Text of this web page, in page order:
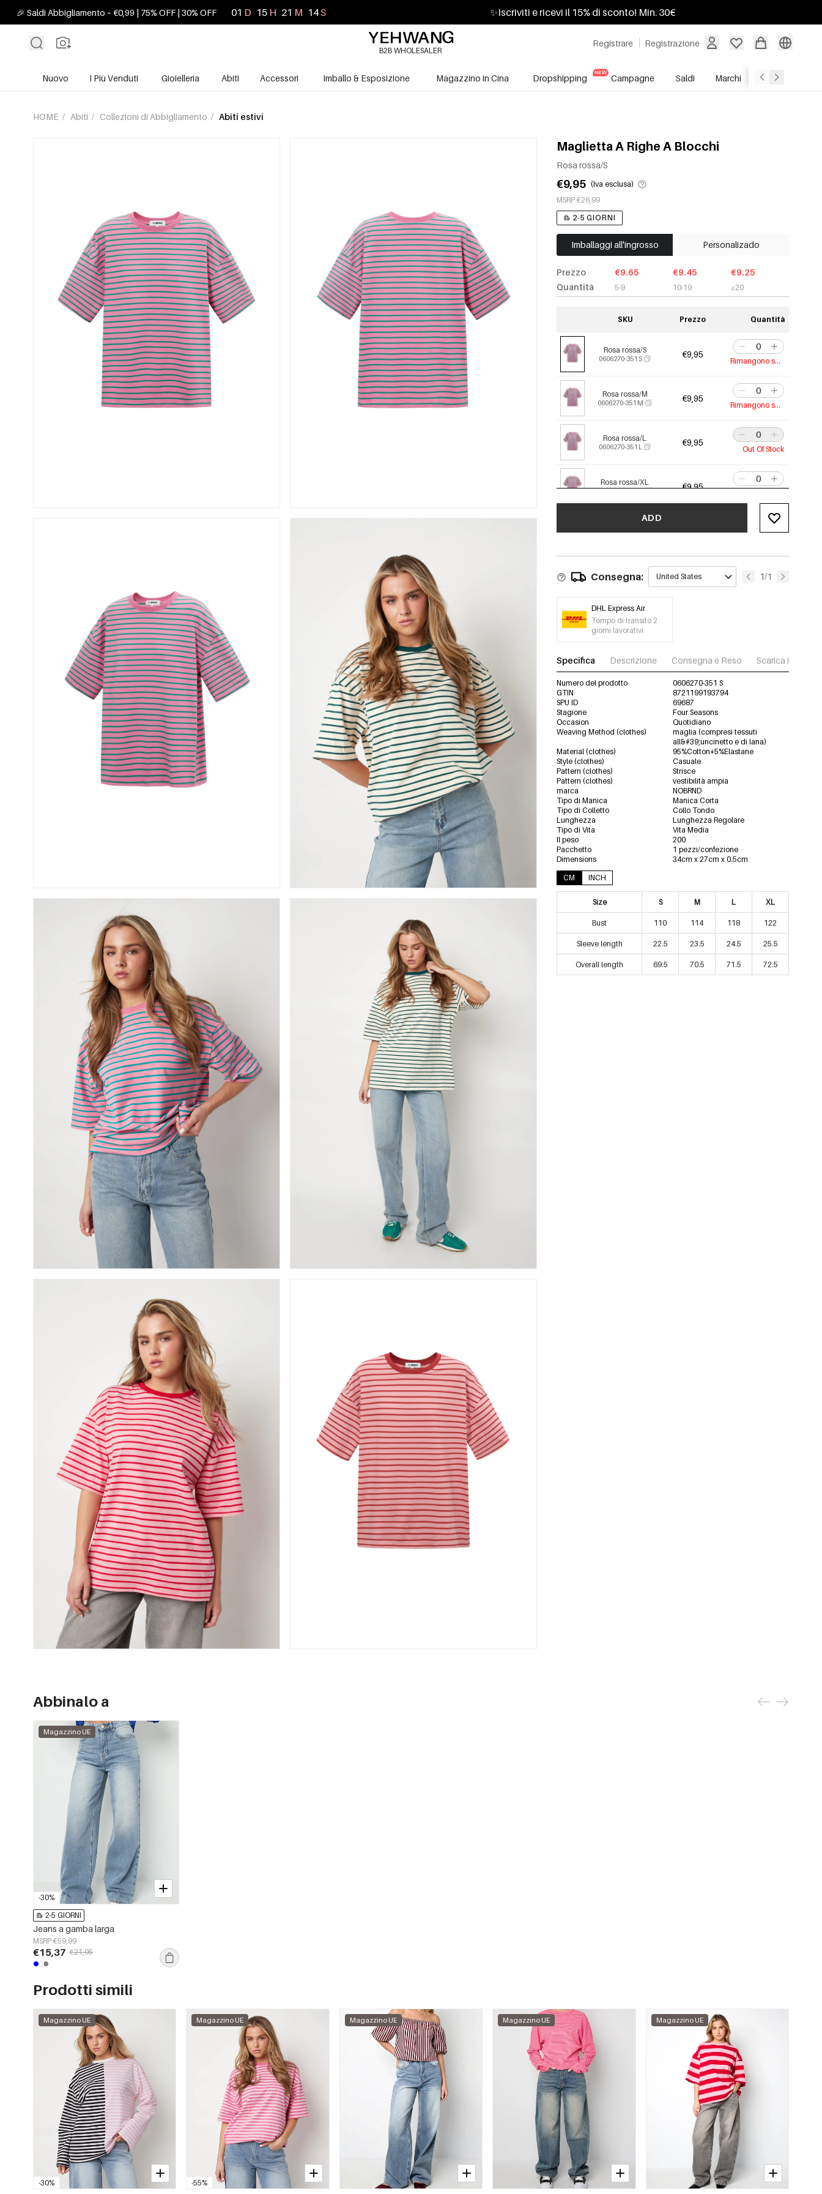
🎉 Saldi Abbigliamento – €0,99 | 75% OFF | 30% OFF 01 D 15 H 21 M 13S ✨Iscriviti e ricevi il 15% di sconto! Min. 30€
Registrare Registrazione
B2B WHOLESALER
Nuovo I Più Venduti Gioielleria Abiti Accessori Imballo & Esposizione Magazzino in Cina Dropshipping Campagne Saldi Marchi Servizio
HOME / Abiti / Collezioni di Abbigliamento / Abiti estivi
Maglietta A Righe A Blocchi
Rosa rossa/S
€9,95 (Iva esclusa)
MSRP €26,99
2-5 GIORNI
Imballaggi all'ingrosso Personalizado
Prezzo
Quantità
€9.65
5-9
€9.45
10-19
€9.25
≥20
SKU Prezzo Quantità
Rosa rossa/S
0606270-351 S €9,95
Rimangono solo 3
Rosa rossa/M
0606270-351 M €9,95
Rimangono solo 6
Rosa rossa/L
0606270-351 L €9,95
Out Of Stock
Rosa rossa/XL
0606270-351 XL €9,95
0606270-051 S €9,95
0606270-051 M €9,95
Out Of Stock
Verde/L
0606270-051 L
Verde/XL €9,95
Rimangono solo 8
€9,95
Rosa/M
0606270-331 M €9,95
0606270-331 L €9,95
€9,95
ADD
Consegna: United States 1/1
DHL Express Air
Tempo di transito 2
giorni lavorativi
Specifica Descrizione Consegna e Reso Scarica immagini
Numero del prodotto
0606270-351 S
GTIN
8721199193794
SPU ID
69687
Stagione
Four Seasons
Occasion
Quotidiano
Weaving Method (clothes)
maglia (compresi tessuti
all&#39;uncinetto e di lana)
Material (clothes)
95%Cotton+5%Elastane
Style (clothes)
Casuale
Pattern (clothes)
Strisce
Pattern (clothes)
vestibilità ampia
marca
NOBRND
Tipo di Manica
Manica Corta
Tipo di Colletto
Collo Tondo
Lunghezza
Lunghezza Regolare
Tipo di Vita
Vita Media
Il peso
200
Pacchetto
1 pezzi/confezione
Dimensions
34cm x 27cm x 0.5cm
CM
INCH
Size S M L XL
Bust 110 114 118 122
Sleeve length 22.5 23.5 24.5 25.5
Overall length 69.5 70.5 71.5 72.5
Abbinalo a
-30%
Magazzino UE
2-5 GIORNI
Jeans a gamba larga
MSRP €59,99
€15,37 €21,95
Prodotti simili
-30%
Magazzino UE
-55%
Magazzino UE Magazzino UE Magazzino UE Magazzino UE